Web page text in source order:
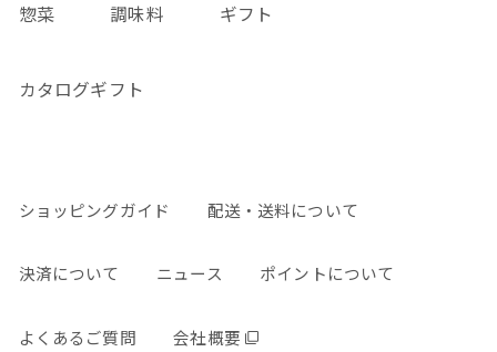
惣菜 調味料 ギフト
カタログギフト
ショッピングガイド 配送・送料について
決済について ニュース ポイントについて
よくあるご質問 会社概要